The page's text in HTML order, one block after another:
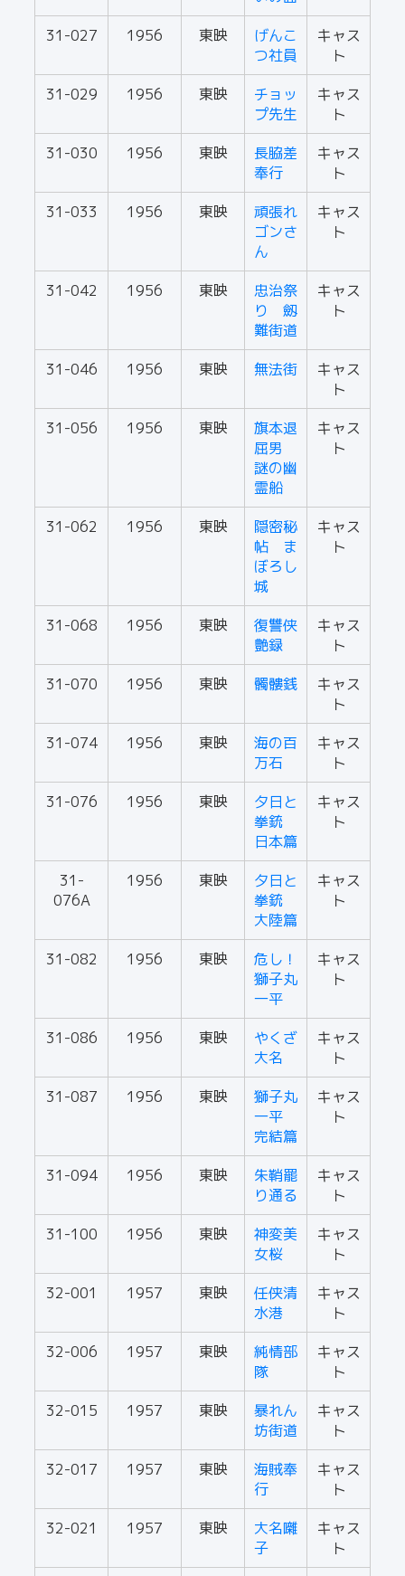
31-027
1956 東映
げんこ
つ社員
キャス
ト
31-029
1956 東映
チョッ
プ先生
キャス
ト
31-030
1956 東映
長脇差
奉行
キャス
ト
31-033
1956 東映
頑張れ
ゴンさ
ん
キャス
ト
31-042 1956 東映
忠治祭
り 劔
難街道
キャス
ト
31-046 1956 東映 無法街
キャス
ト
31-056
1956 東映
旗本退
屈男
謎の幽
霊船
キャス
ト
31-062 1956 東映
隠密秘
帖 ま
ぼろし
城
キャス
ト
31-068 1956 東映
復讐侠
艶録
キャス
ト
31-070
1956 東映 髑髏銭
キャス
ト
31-074
1956 東映
海の百
万石
キャス
ト
31-076
1956 東映
夕日と
拳銃
日本篇
キャス
ト
31-
076A
1956 東映
夕日と
拳銃
大陸篇
キャス
ト
31-082 1956 東映
危し！
獅子丸
一平
キャス
ト
31-086 1956 東映
やくざ
大名
キャス
ト
31-087
1956 東映
獅子丸
一平
完結篇
キャス
ト
31-094 1956 東映
朱鞘罷
り通る
キャス
ト
31-100
1956 東映
神変美
女桜
キャス
ト
32-001
1957 東映
任侠清
水港
キャス
ト
32-006
1957 東映
純情部
隊
キャス
ト
32-015
1957 東映
暴れん
坊街道
キャス
ト
32-017
1957 東映
海賊奉
行
キャス
ト
32-021
1957 東映
大名囃
子
キャス
ト